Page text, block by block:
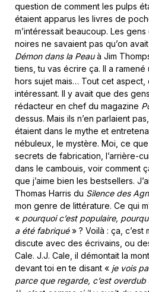
question de comment les pulps
étaient apparus les livres de
m’intéressait beaucoup. Les
noires ne savaient pas qu’on
Démon dans la Peauà Jim
tiens, tu vas écrire ça. Il a
hors sujet mais… Tout cet aspect,
intéressant. Il y avait que des
rédacteur en chef du magazine
dessus. Mais ils n’en parlaient
étaient dans le mythe et
nébuleux, le mystère. Moi, ce que
secrets de fabrication, l’arrière-
dans le cambouis, voir comment
que j’aime bien les bestsellers.
Thomas Harris du Silence des
mon genre de littérature. Ce qui
« pourquoi c’est populaire,
a été fabriqué» ? Voilà : ça, c’est
discute avec des écrivains, ou
Cale. J.J. Cale, il démontait la
devant toi en te disant « je vois
parce que regarde, c’est